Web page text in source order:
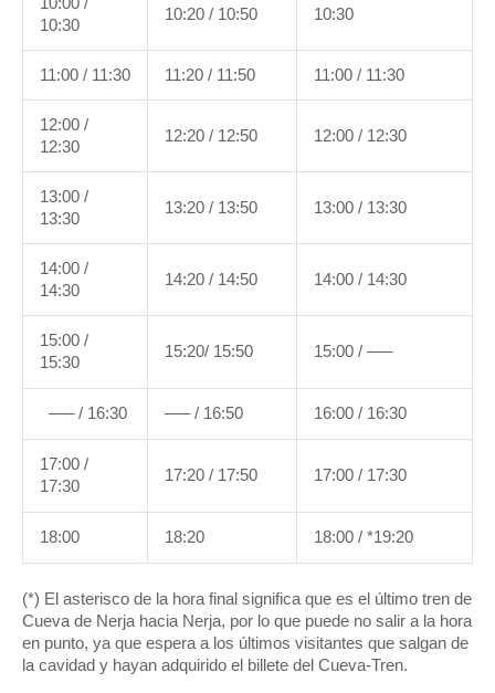
10:30
10:20 / 10:50 10:30
11:00 / 11:30 11:20 / 11:50 11:00 / 11:30
12:00 /
12:30
12:20 / 12:50 12:00 / 12:30
13:00 /
13:30
13:20 / 13:50 13:00 / 13:30
14:00 /
14:30
14:20 / 14:50 14:00 / 14:30
15:00 /
15:30
15:20/ 15:50 15:00 / —–
—– / 16:30 —– / 16:50 16:00 / 16:30
17:00 /
17:30
17:20 / 17:50 17:00 / 17:30
18:00 18:20 18:00 / *19:20
(*) El asterisco de la hora final significa que es el último tren de
Cueva de Nerja hacia Nerja, por lo que puede no salir a la hora
en punto, ya que espera a los últimos visitantes que salgan de
la cavidad y hayan adquirido el billete del Cueva-Tren.